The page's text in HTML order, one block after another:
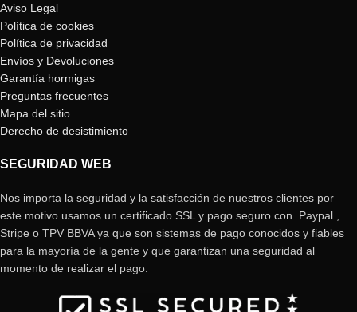
Aviso Legal
Política de cookies
Política de privacidad
Envíos y Devoluciones
Garantía hormigas
Preguntas frecuentes
Mapa del sitio
Derecho de desistimiento
SEGURIDAD WEB
Nos importa la seguridad y la satisfacción de nuestros clientes por
este motivo usamos un certificado SSL y pago seguro con Paypal ,
Stripe o TPV BBVA ya que son sistemas de pago conocidos y fiables
para la mayoría de la gente y que garantizan una seguridad al
momento de realizar el pago.